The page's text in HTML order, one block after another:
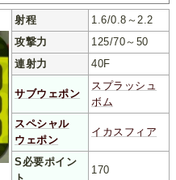
射程
1.6/0.8～2.2
攻撃力
125/70～50
連射力
40F
サブウェポン
スプラッシュ
ボム
スペシャル
ウェポン
イカスフィア
S必要ポイン
170